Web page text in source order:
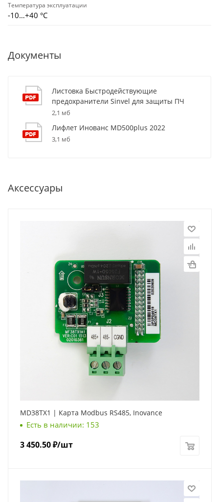
Температура эксплуатации
-10…+40 °С
Документы
Листовка Быстродействующие
предохранители Sinvel для защиты ПЧ
2,1 мб
Лифлет Инованс MD500plus 2022
3,1 мб
Аксессуары
MD38TX1 | Карта Modbus RS485, Inovance
Есть в наличии: 153
3 450.50₽/шт